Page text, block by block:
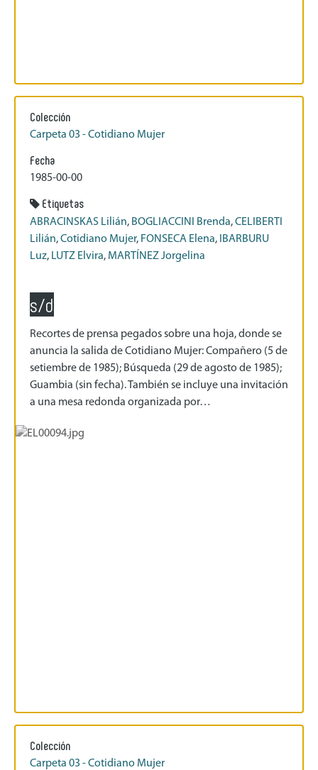
Colección
Carpeta 03 - Cotidiano Mujer
Fecha
1985-00-00
Etiquetas
ABRACINSKAS Lilián, BOGLIACCINI Brenda,CELIBERTI
Lilián,Cotidiano Mujer, FONSECA Elena, IBARBURU
Luz, LUTZ Elvira, MARTÍNEZ Jorgelina
s/d
Recortes de prensa pegados sobre una hoja, donde se
anuncia la salida de Cotidiano Mujer: Compañero (5 de
setiembre de 1985); Búsqueda (29 de agosto de 1985);
Guambia (sin fecha). También se incluye una invitación
a una mesa redonda organizada por…
Colección
Carpeta 03 - Cotidiano Mujer